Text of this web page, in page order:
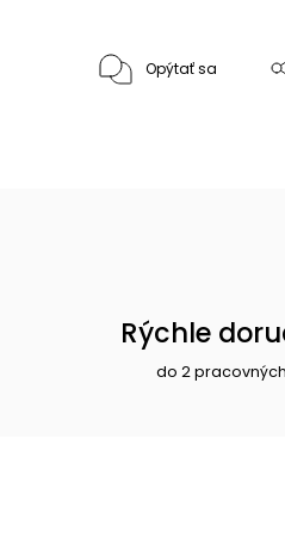
Opýtať sa
Rýchle
do 2